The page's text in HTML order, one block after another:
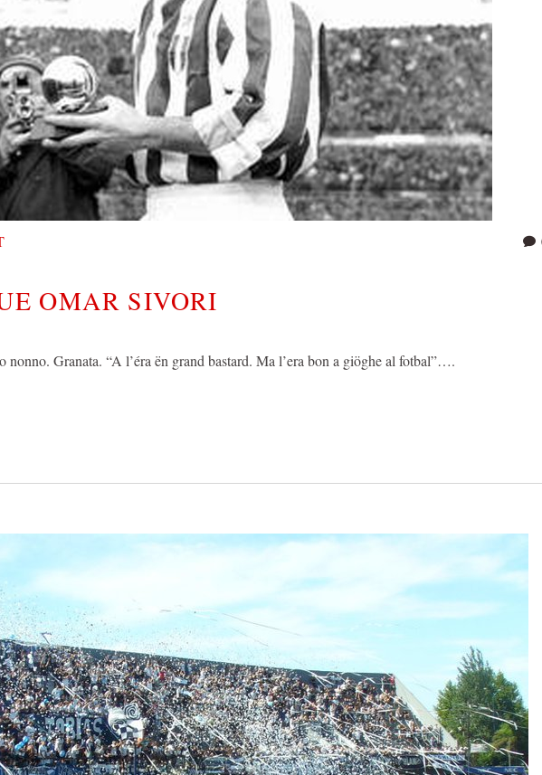
OMAR SIVORI
Granata. “A l’éra ën grand bastard. Ma l’era bon a giöghe al fotbal”….